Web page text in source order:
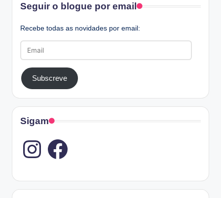
Seguir o blogue por email
Recebe todas as novidades por email:
Subscreve
Sigam
Instagram